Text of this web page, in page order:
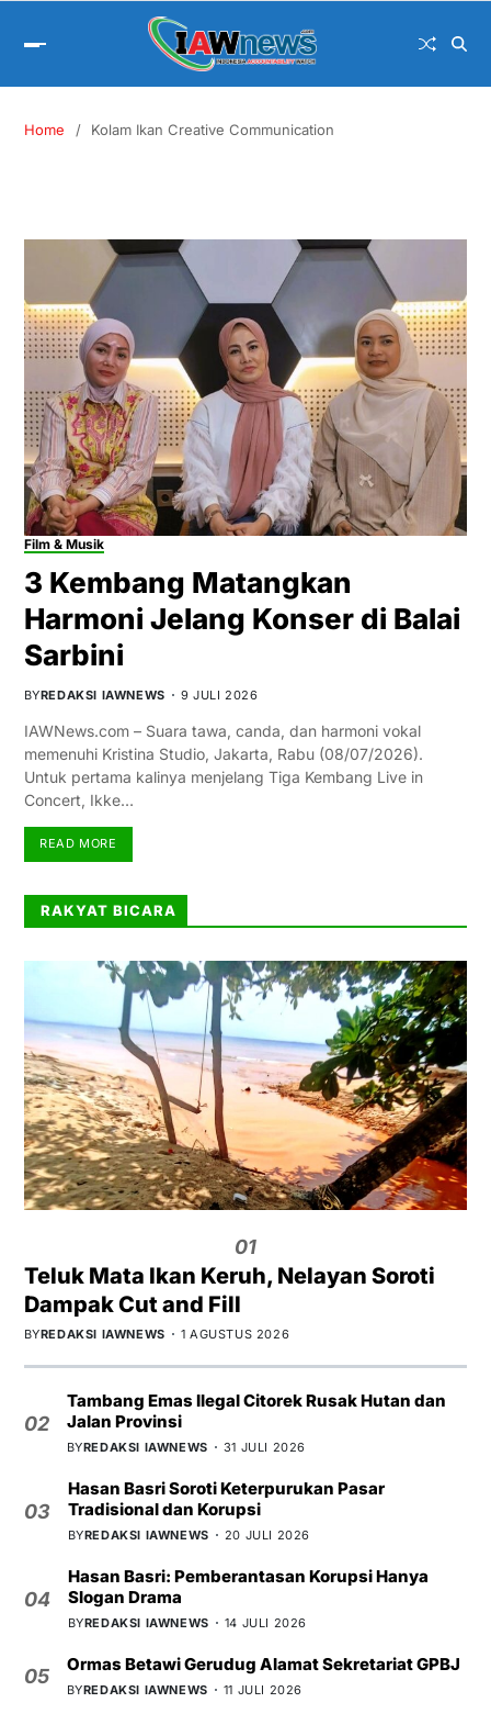
Home Kolam Ikan Creative Communication
Film & Musik
3 Kembang Matangkan
Harmoni Jelang Konser di Balai
Sarbini
BYREDAKSI IAWNEWS 9 JULI 2026
IAWNews.com – Suara tawa, canda, dan harmoni vokal
memenuhi Kristina Studio, Jakarta, Rabu (08/07/2026).
Untuk pertama kalinya menjelang Tiga Kembang Live in
Concert, Ikke…
READ MORE
RAKYAT BICARA
01
Teluk Mata Ikan Keruh, Nelayan Soroti
Dampak Cut and Fill
BYREDAKSI IAWNEWS 1 AGUSTUS 2026
02
Tambang Emas Ilegal Citorek Rusak Hutan dan
Jalan Provinsi
BYREDAKSI IAWNEWS 31 JULI 2026
03
Hasan Basri Soroti Keterpurukan Pasar
Tradisional dan Korupsi
BYREDAKSI IAWNEWS 20 JULI 2026
04
Hasan Basri: Pemberantasan Korupsi Hanya
Slogan Drama
BYREDAKSI IAWNEWS 14 JULI 2026
05
Ormas Betawi Gerudug Alamat Sekretariat GPBJ
BYREDAKSI IAWNEWS 11 JULI 2026